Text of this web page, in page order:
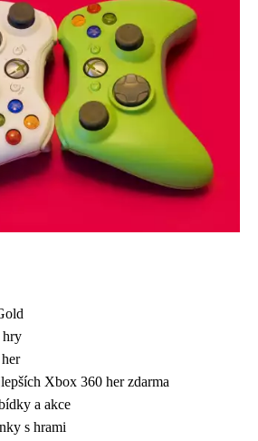
hry
Xbox 360 her zdarma
a akce
s hrami